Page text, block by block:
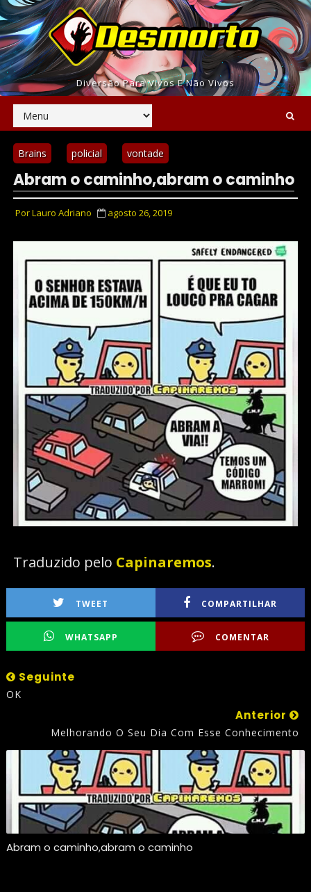
Diversão Para Vivos E Não Vivos
Brains policial vontade
Abram o caminho,abram o caminho
PorLauro Adriano agosto 26, 2019
Traduzido pelo Capinaremos.
TWEET COMPARTILHAR
WHATSAPP COMENTAR
Seguinte
OK
Anterior
Melhorando O Seu Dia Com Esse Conhecimento
Abram o caminho,abram o caminho